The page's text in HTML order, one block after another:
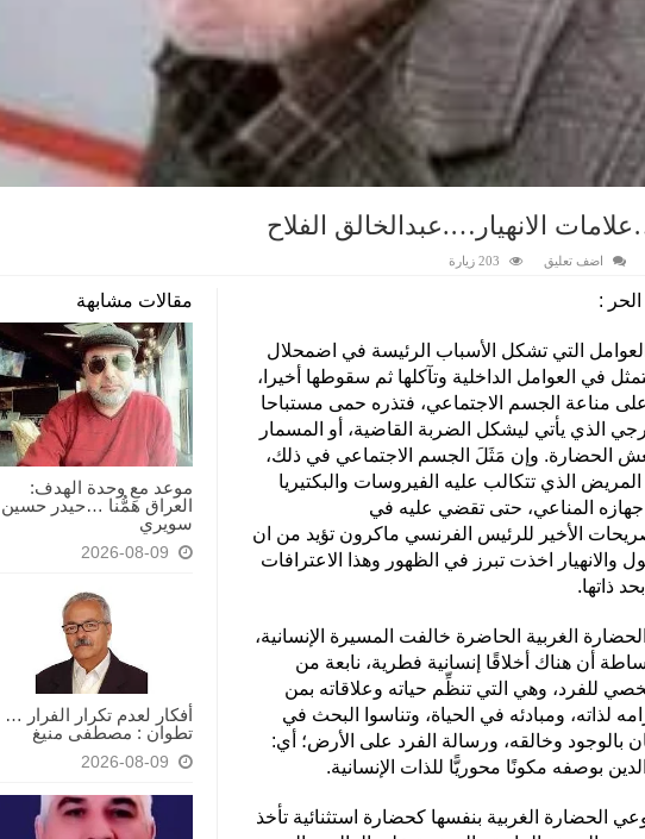
الانهيار….عبدالخالق الفلاح
اضف تعليق 203 زيارة
مقالات مشابهة
موعد مع وحدة الهدف:
العراق هَمُّنا …حيدر حسين
سويري
2026-08-09
أفكار لعدم تكرار الفرار …
تطوان : مصطفى منيغ
2026-08-09
:
التي تشكل الأسباب الرئيسة في اضمحلال
في العوامل الداخلية وتآكلها ثم سقوطها أخيرا،
مناعة الجسم الاجتماعي، فتذره حمى مستباحا
الذي يأتي ليشكل الضربة القاضية، أو المسمار
الحضارة. وإن مَثَلَ الجسم الاجتماعي في ذلك،
الذي تتكالب عليه الفيروسات والبكتيريا
جهازه المناعي، حتى تقضي عليه في
الأخير للرئيس الفرنسي ماكرون تؤيد من ان
والانهيار اخذت تبرز في الظهور وهذا الاعترافات
ذاتها.
الغربية الحاضرة خالفت المسيرة الإنسانية،
أن هناك أخلاقًا إنسانية فطرية، نابعة من
للفرد، وهي التي تنظِّم حياته وعلاقاته بمن
لذاته، ومبادئه في الحياة، وتناسوا البحث في
بالوجود وخالقه، ورسالة الفرد على الأرض؛ أي:
الدين بوصفه مكونًا محوريًّا للذات الإنسانية.
الحضارة الغربية بنفسها كحضارة استثنائية تأخذ